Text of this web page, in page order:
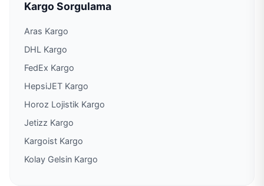
PTT Kargo Sulusaray Şubesi
PTT Kargo Tanoba Acenteliği
PTT Kargo Turhal Müdürlüğü
PTT Kargo Üzümören Acentası
Kargo Sorgulama
Aras Kargo
DHL Kargo
FedEx Kargo
HepsiJET Kargo
Horoz Lojistik Kargo
Jetizz Kargo
Kargoist Kargo
Kolay Gelsin Kargo